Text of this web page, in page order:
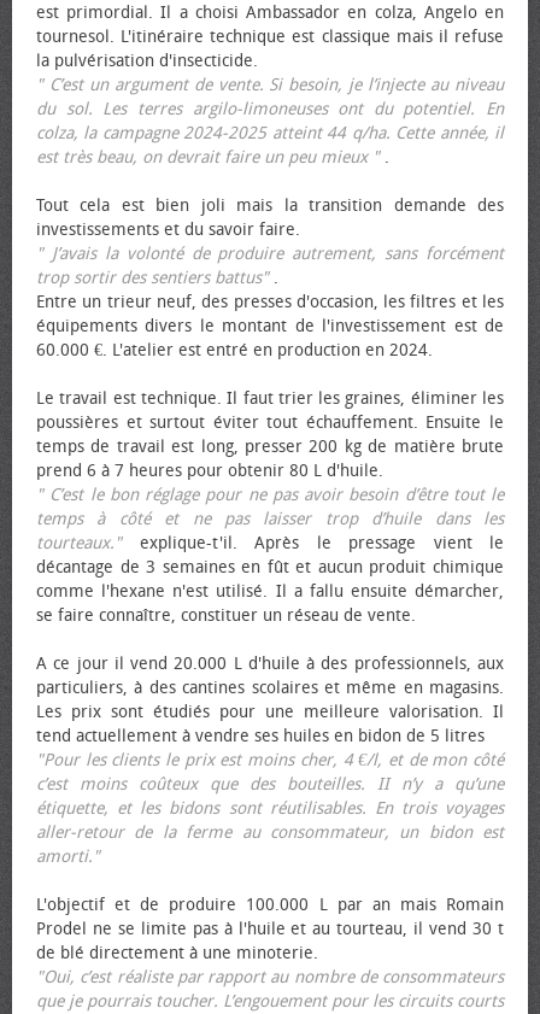
est primordial. Il a choisi Ambassador en colza, Angelo en
tournesol. L'itinéraire technique est classique mais il refuse
la pulvérisation d'insecticide.
" C’est un argument de vente. Si besoin, je l’injecte au niveau
du sol. Les terres argilo-limoneuses ont du potentiel. En
colza, la campagne 2024-2025 atteint 44 q/ha. Cette année, il
est très beau, on devrait faire un peu mieux ".
Tout cela est bien joli mais la transition demande des
investissements et du savoir faire.
" J’avais la volonté de produire autrement, sans forcément
trop sortir des sentiers battus".
Entre un trieur neuf, des presses d'occasion, les filtres et les
équipements divers le montant de l'investissement est de
60.000 €. L'atelier est entré en production en 2024.
Le travail est technique. Il faut trier les graines, éliminer les
poussières et surtout éviter tout échauffement. Ensuite le
temps de travail est long, presser 200 kg de matière brute
prend 6 à 7 heures pour obtenir 80 L d'huile.
" C’est le bon réglage pour ne pas avoir besoin d’être tout le
temps à côté et ne pas laisser trop d’huile dans les
tourteaux."explique-t'il. Après le pressage vient le
décantage de 3 semaines en fût et aucun produit chimique
comme l'hexane n'est utilisé. Il a fallu ensuite démarcher,
se faire connaître, constituer un réseau de vente.
A ce jour il vend 20.000 L d'huile à des professionnels, aux
particuliers, à des cantines scolaires et même en magasins.
Les prix sont étudiés pour une meilleure valorisation. Il
tend actuellement à vendre ses huiles en bidon de 5 litres
"Pour les clients le prix est moins cher, 4 €/l, et de mon côté
c’est moins coûteux que des bouteilles. II n’y a qu’une
étiquette, et les bidons sont réutilisables. En trois voyages
aller-retour de la ferme au consommateur, un bidon est
amorti."
L'objectif et de produire 100.000 L par an mais Romain
Prodel ne se limite pas à l'huile et au tourteau, il vend 30 t
de blé directement à une minoterie.
"Oui, c’est réaliste par rapport au nombre de consommateurs
que je pourrais toucher. L’engouement pour les circuits courts